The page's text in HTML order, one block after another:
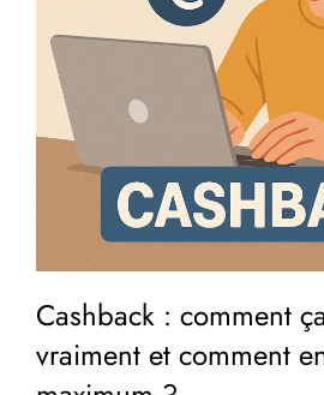
Cashback : comment
vraiment et comment